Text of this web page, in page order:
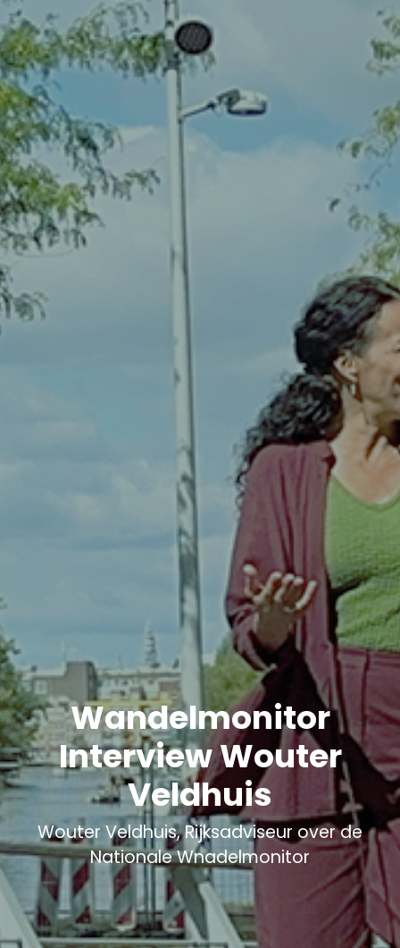
Wandelmonitor
Interview Wouter
Veldhuis
Wouter Veldhuis, Rijksadviseur over de
Nationale Wnadelmonitor